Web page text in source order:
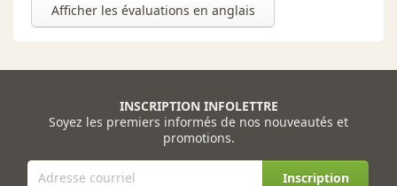
Afficher les évaluations en anglais
INSCRIPTION INFOLETTRE
Soyez les premiers informés de nos nouveautés et
promotions.
Inscription